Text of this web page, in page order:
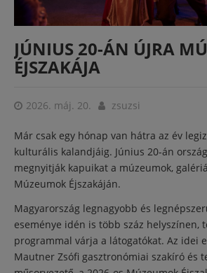
JÚNIUS 20-ÁN ÚJRA
ÉJSZAKÁJA
2026. máj. 20. zsuzsi
Már csak egy hónap van hátra az év
kulturális kalandjáig. Június 20-án
megnyitják kapuikat a múzeumok,
Múzeumok Éjszakáján.
Magyarország legnagyobb és
eseménye idén is több száz helyszínen,
programmal várja a látogatókat. Az idei
Mautner Zsófi gasztronómiai szakíró és